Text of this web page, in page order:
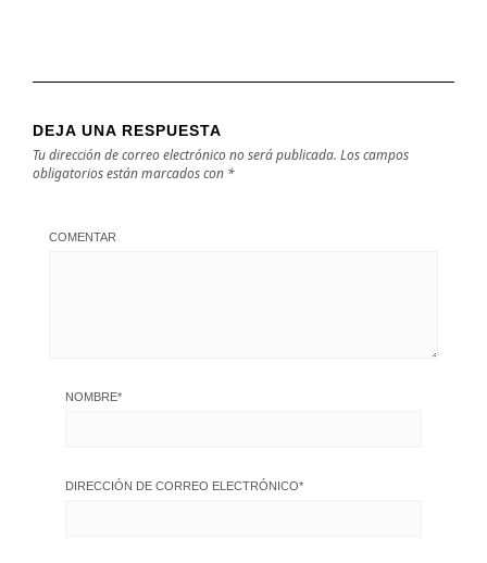
DEJA UNA RESPUESTA
Tu dirección de correo electrónico no será publicada. Los campos
obligatorios están marcados con *
COMENTAR
NOMBRE*
DIRECCIÓN DE CORREO ELECTRÓNICO*